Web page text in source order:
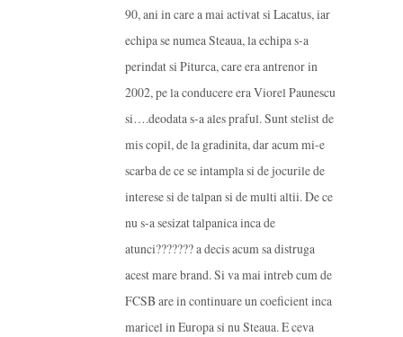
90, ani in care a mai activat si Lacatus, iar
echipa se numea Steaua, la echipa s-a
perindat si Piturca, care era antrenor in
2002, pe la conducere era Viorel Paunescu
si….deodata s-a ales praful. Sunt stelist de
mis copil, de la gradinita, dar acum mi-e
scarba de ce se intampla si de jocurile de
interese si de talpan si de multi altii. De ce
nu s-a sesizat talpanica inca de
atunci??????? a decis acum sa distruga
acest mare brand. Si va mai intreb cum de
FCSB are in continuare un coeficient inca
maricel in Europa si nu Steaua. E ceva